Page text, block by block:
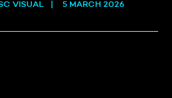
VISUAL 5 MARCH 2026